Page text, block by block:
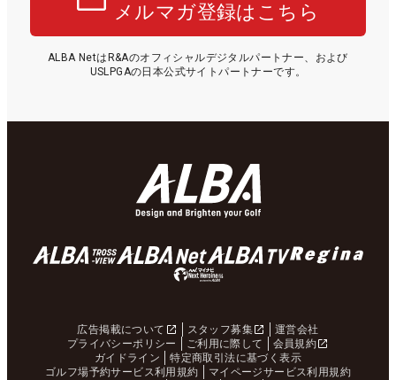
メルマガ登録はこちら
ALBA NetはR&Aのオフィシャルデジタルパートナー、および
USLPGAの日本公式サイトパートナーです。
広告掲載について スタッフ募集
運営会社
プライバシーポリシー
ご利用に際して
会員規約
ガイドライン
特定商取引法に基づく表示
ゴルフ場予約サービス利用規約
マイページサービス利用規約